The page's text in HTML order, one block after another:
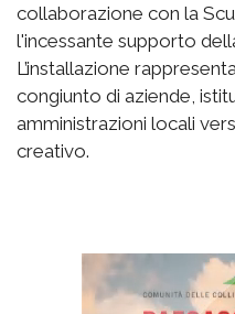
collaborazione con la
l'incessante supporto
L’installazione
congiunto di aziende,
amministrazioni locali
creativo.